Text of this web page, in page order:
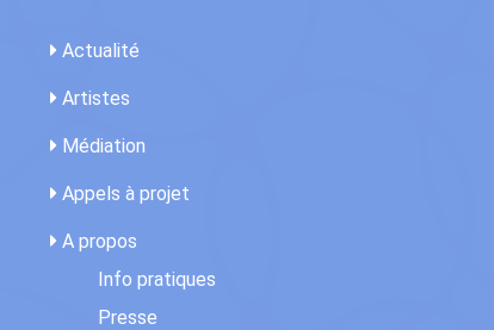
Actualité
Artistes
Médiation
Appels à projet
A propos
Info pratiques
Presse